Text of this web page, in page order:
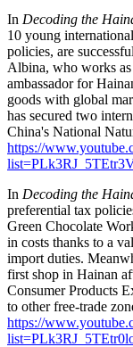
In Decoding the
10 young
policies, are
Albina, who works
ambassador for
goods with global
has secured two
China's National
https://
In Decoding the
preferential tax
Green Chocolate
in costs thanks to a
import duties.
first shop in Hainan
Consumer Products
to other free-trade
https://